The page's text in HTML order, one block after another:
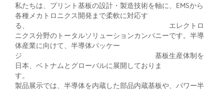
私たちは、プリント基板の設計・製造技術を軸に、EMSから
各種メカトロニクス開発まで柔軟に対応す
る、 エレクトロ
ニクス分野のトータルソリューションカンパニーです。半導
体産業に向けて、半導体パッケー
ジ 基板生産体制を
日本、ベトナムとグローバルに展開しておりま
製品展示では、半導体を内蔵した部品内蔵基板や、パワー半